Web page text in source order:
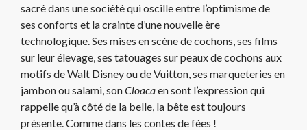
sacré dans une société qui oscille entre l’optimisme de
ses conforts et la crainte d’une nouvelle ère
technologique. Ses mises en scène de cochons, ses films
sur leur élevage, ses tatouages sur peaux de cochons aux
motifs de Walt Disney ou de Vuitton, ses marqueteries en
jambon ou salami, sonCloacaen sont l’expression qui
rappelle qu’à côté de la belle, la bête est toujours
présente. Comme dans les contes de fées !